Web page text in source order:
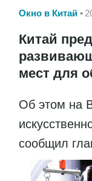
Окно в Китай
Китай
мест для
Об этом на
сообщил